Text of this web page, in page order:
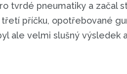
tvrdé pneumatiky a začal
příčku, opotřebované
ale velmi slušný výsledek